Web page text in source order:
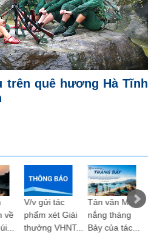
trên quê hương Hà Tĩnh
về
V/v gửi tác
phẩm xét Giải
thưởng VHNT...
Tản văn Mùa
nắng tháng
Bảy của tác...